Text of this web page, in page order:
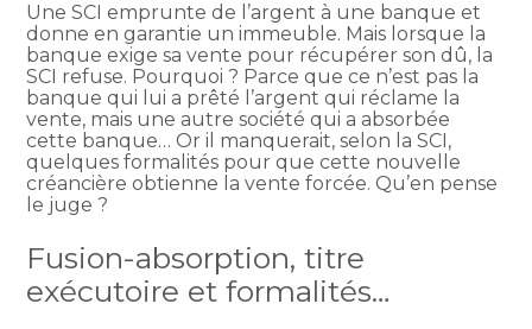
Une SCI emprunte de l’argent à une banque et
donne en garantie un immeuble. Mais lorsque la
banque exige sa vente pour récupérer son dû, la
SCI refuse. Pourquoi ? Parce que ce n’est pas la
banque qui lui a prêté l’argent qui réclame la
vente, mais une autre société qui a absorbée
cette banque… Or il manquerait, selon la SCI,
quelques formalités pour que cette nouvelle
créancière obtienne la vente forcée. Qu’en pense
le juge ?
Fusion-absorption, titre
exécutoire et formalités…